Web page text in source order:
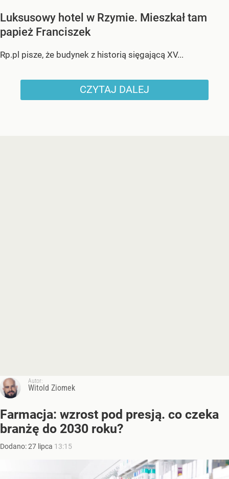
Luksusowy hotel w Rzymie. Mieszkał tam
papież Franciszek
Rp.pl pisze, że budynek z historią sięgającą XV...
CZYTAJ DALEJ
Autor:
Witold Ziomek
Farmacja: wzrost pod presją. co czeka
branżę do 2030 roku?
Dodano:27 lipca 13:15